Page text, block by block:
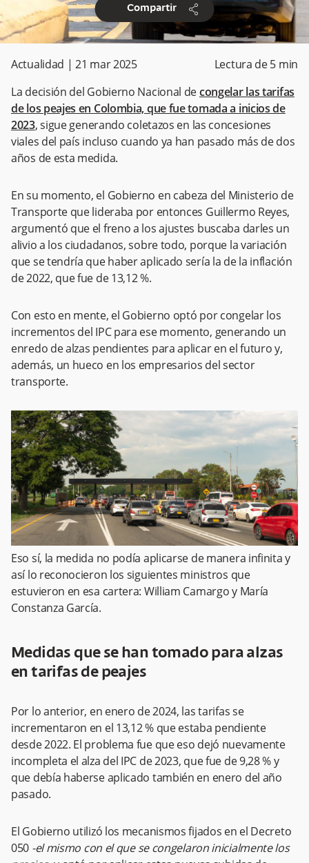
Compartir share
Actualidad | 21 mar 2025 Lectura de5 min
La decisión del Gobierno Nacional decongelar las tarifas
de los peajes en Colombia, que fue tomada a inicios de
2023, sigue generando coletazos en las concesiones
viales del país incluso cuando ya han pasado más de dos
años de esta medida.
En su momento, el Gobierno en cabeza del Ministerio de
Transporte que lideraba por entonces Guillermo Reyes,
argumentó que el freno a los ajustes buscaba darles un
alivio a los ciudadanos, sobre todo, porque la variación
que se tendría que haber aplicado sería la de la inflación
de 2022, que fue de 13,12 %.
Con esto en mente, el Gobierno optó por congelar los
incrementos del IPC para ese momento, generando un
enredo de alzas pendientes para aplicar en el futuro y,
además, un hueco en los empresarios del sector
transporte.
Eso sí, la medida no podía aplicarse de manera infinita y
así lo reconocieron los siguientes ministros que
estuvieron en esa cartera: William Camargo y María
Constanza García.
Medidas que se han tomado para alzas
en tarifas de peajes
Por lo anterior, en enero de 2024, las tarifas se
incrementaron en el 13,12 % que estaba pendiente
desde 2022. El problema fue que eso dejó nuevamente
incompleta el alza del IPC de 2023, que fue de 9,28 % y
que debía haberse aplicado también en enero del año
pasado.
El Gobierno utilizó los mecanismos fijados en el Decreto
050 -el mismo con el que se congelaron inicialmente los